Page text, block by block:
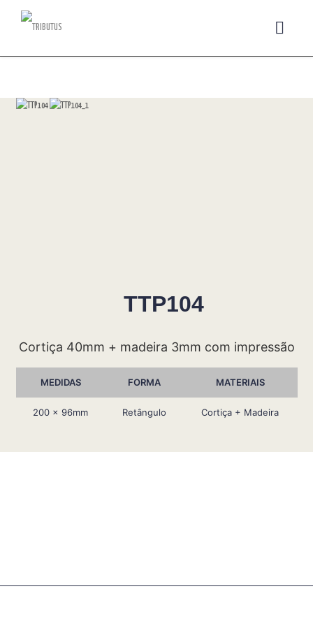
TTP104
Cortiça 40mm + madeira 3mm com impressão
MEDIDAS FORMA MATERIAIS
200 x 96mm Retângulo Cortiça + Madeira